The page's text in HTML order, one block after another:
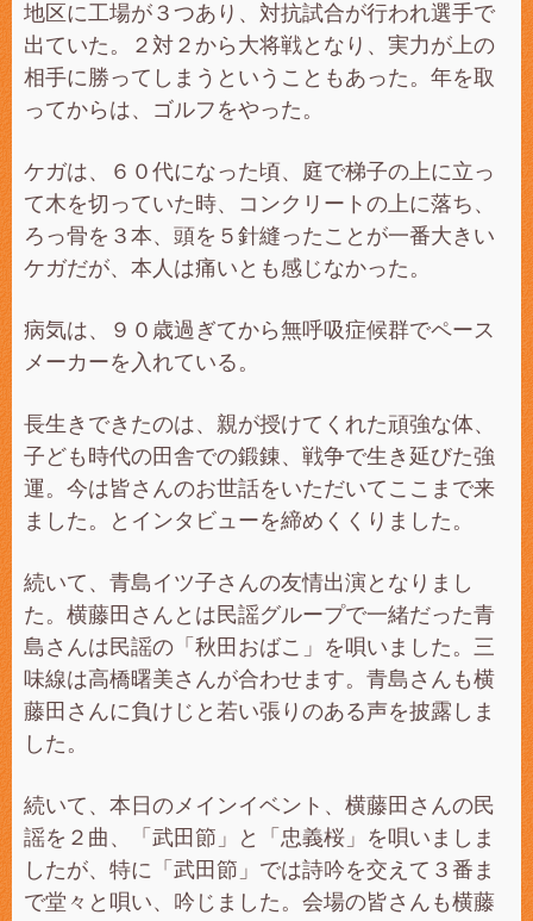
地区に工場が３つあり、対抗試合が行われ選手で
出ていた。２対２から大将戦となり、実力が上の
相手に勝ってしまうということもあった。年を取
ってからは、ゴルフをやった。
ケガは、６０代になった頃、庭で梯子の上に立っ
て木を切っていた時、コンクリートの上に落ち、
ろっ骨を３本、頭を５針縫ったことが一番大きい
ケガだが、本人は痛いとも感じなかった。
病気は、９０歳過ぎてから無呼吸症候群でペース
メーカーを入れている。
長生きできたのは、親が授けてくれた頑強な体、
子ども時代の田舎での鍛錬、戦争で生き延びた強
運。今は皆さんのお世話をいただいてここまで来
ました。とインタビューを締めくくりました。
続いて、青島イツ子さんの友情出演となりまし
た。横藤田さんとは民謡グループで一緒だった青
島さんは民謡の「秋田おばこ」を唄いました。三
味線は高橋曙美さんが合わせます。青島さんも横
藤田さんに負けじと若い張りのある声を披露しま
した。
続いて、本日のメインイベント、横藤田さんの民
謡を２曲、「武田節」と「忠義桜」を唄いましま
したが、特に「武田節」では詩吟を交えて３番ま
で堂々と唄い、吟じました。会場の皆さんも横藤